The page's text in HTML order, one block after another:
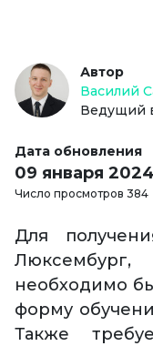
Автор
Василий
Ведущий
Дата обновления
09 января 2024
Число просмотров 384
Для
необходимо
форму
Также